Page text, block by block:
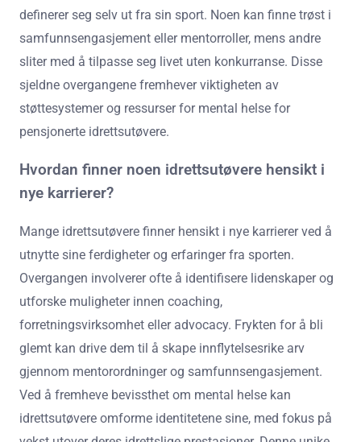
definerer seg selv ut fra sin sport. Noen kan finne trøst i
samfunnsengasjement eller mentorroller, mens andre
sliter med å tilpasse seg livet uten konkurranse. Disse
sjeldne overgangene fremhever viktigheten av
støttesystemer og ressurser for mental helse for
pensjonerte idrettsutøvere.
Hvordan finner noen idrettsutøvere hensikt i
nye karrierer?
Mange idrettsutøvere finner hensikt i nye karrierer ved å
utnytte sine ferdigheter og erfaringer fra sporten.
Overgangen involverer ofte å identifisere lidenskaper og
utforske muligheter innen coaching,
forretningsvirksomhet eller advocacy. Frykten for å bli
glemt kan drive dem til å skape innflytelsesrike arv
gjennom mentorordninger og samfunnsengasjement.
Ved å fremheve bevissthet om mental helse kan
idrettsutøvere omforme identitetene sine, med fokus på